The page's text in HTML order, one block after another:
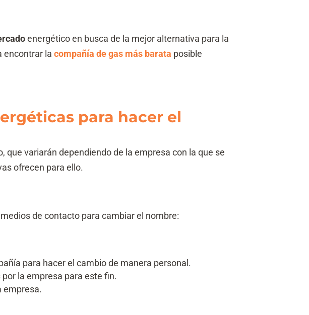
energético en busca de la mejor alternativa para la
encontrar lacompañía de gas más barata posible
para hacer el
variarán dependiendo de la empresa con la que se
ofrecen para ello.
de contacto para cambiar el nombre:
para hacer el cambio de manera personal.
la empresa para este fin.
empresa.